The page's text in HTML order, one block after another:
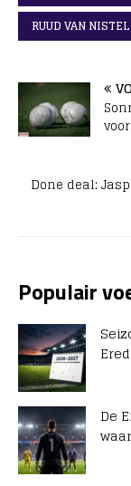
RUUD VAN
Done deal:
Populair
De